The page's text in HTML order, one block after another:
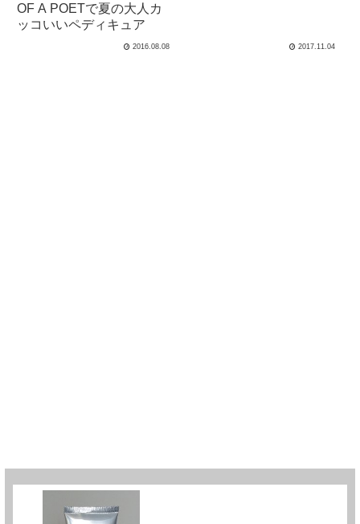
OF A POETで夏の大人カ
ッコいいペディキュア
2016.08.08 2017.11.04